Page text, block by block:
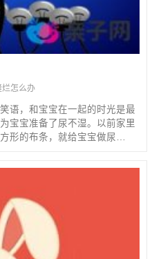
烂怎么办
语，和宝宝在一起的时光是最
宝宝准备了尿不湿。以前家里
形的布条，就给宝宝做尿…